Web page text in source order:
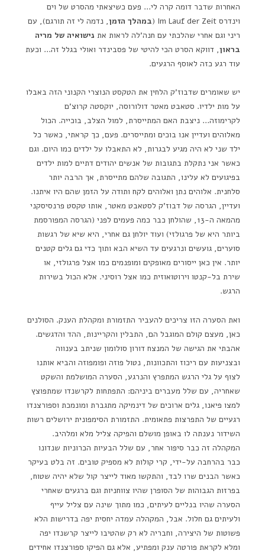
האחרות שדבר דומה קרה לי… פעם כשיצאתי מהסרט של וים
וינדרס Im Lauf der Zeit (
במהלך הזמן, נדמה לי זה תורגם), עם
ריני וגם אחרי שהלכתי עם חנה'לה לראות את נישואיה של מריה
בראון, דווקא הסרט הכי להיטי של פסבינדר ואולי בגלל זה… וכעת
עוד רגע כזה לאוסף הרגעים.
יש שאומרים שדבוז'ק הלחין את הטקסט הנוצרי הקנוני הזה באבלו
על מות ילדיו. סטאבט מאטר דולורוסה, יוקסטה קרוצ'ם
לקרימוזה… ניצבת האם המתייסרת, למול הצלב, בוכייה. הכול
מאלוהים ועדיין אנו בוכים ומתייסרים. פעם, כך קראתי, כאשר כל
ילד שני לא היה מגיע לבגרות, לא התאבלו על ילדים כמו היום. וגם
כאשר אני נתקלת בתגובות של אנשים יהודים דתיים למות ילדים
בפיגועים לא עלינו, התגובה שלהם מתייסרת, אך הרבה יותר
סלחנית. אלוהים נתן ואלוהים לקח ותודה על הזמן שהם היו איתנו.
ועדיין, הגרסה של דבוז'ק לסטאבט מאטר, אותו טקסט פרנסיסקני
מהמאה ה-13, שהולחן כבר כמה פעמים לפני (הגרסה המפורסמת
ביותר היא של פרגולזי) ועוד יולחן גם אחרי, היא שיא של רגשות
סוערים, גועשים ונרגעים עד השיא הבא ותוך כדי גם גלים קטנים
יותר. אין כאן ייסורים מאופקים ומופנמים כמו אצל פרגולזי, או
שירת בל-קנטו וירוטואוזית כמו אצל רוסיני. אלא הכול בשירות
הרגש.
ואת הסערה הזו צריכים להעביר התזמורת ומקהלת הענק. הסולנים
כאן, מעצם קולם המוגבל הם, התבלין והקריינות, ההד והדגשים.
אהבתי את הגישה של המנצח דורון סולומון שניתב בענווה
ובצניעות עם ריכוז והתכוונות, נטול פוזה ופומפוזה והביא אותנו
לצוף על גלי הרגש המתפרץ והנרגע, הסערה המושלמת והשקט
שאחריה, עם שלל מעברים ביניהם: התפתחות לקרשנדו שמתפוצץ
למצו פיאנו, גלים ארוכים של דינמיקה מתגברת ומונמכת וספורצנדו
רגעיים של התפרצות פתאומית. התזמורת הסימפונית ירושלים רשות
השידור נענתה לו באופן מושלם והפיקה צליל מלא ומלהיב.
המקהלה זה כבר סיפור אחר, עם שלל הבעיות הכרוניות שנדונו
כבר בהרחבה על-ידי, קרי קולות לא מספיק טובים. זה בלט בעיקר
כאשר הבנים שרו לבד, והתקשו מאוד לייצר קול שלא יהיה שטוח,
בפרזות הגבוהות של הסופרן שהיו צווחניות וגם ברגעים שאחרי
הסערה שהיו בנליים לעיתים, כמו מתוך שינה עם צליל עייף
ולעיתים גם חלול. אבל, המקהלה עמדה יחסית יפה בדרישות הלא
פשוטות של היצירה, וחבריה לא רק שהטיבו לייצר קרשנדו יפה
ומלא לקראת פורטה ענק ומפתיע, אלא גם הפיקו ספורצנדו אחידים